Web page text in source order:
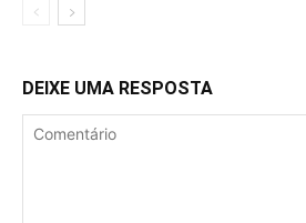
DEIXE UMA RESPOSTA